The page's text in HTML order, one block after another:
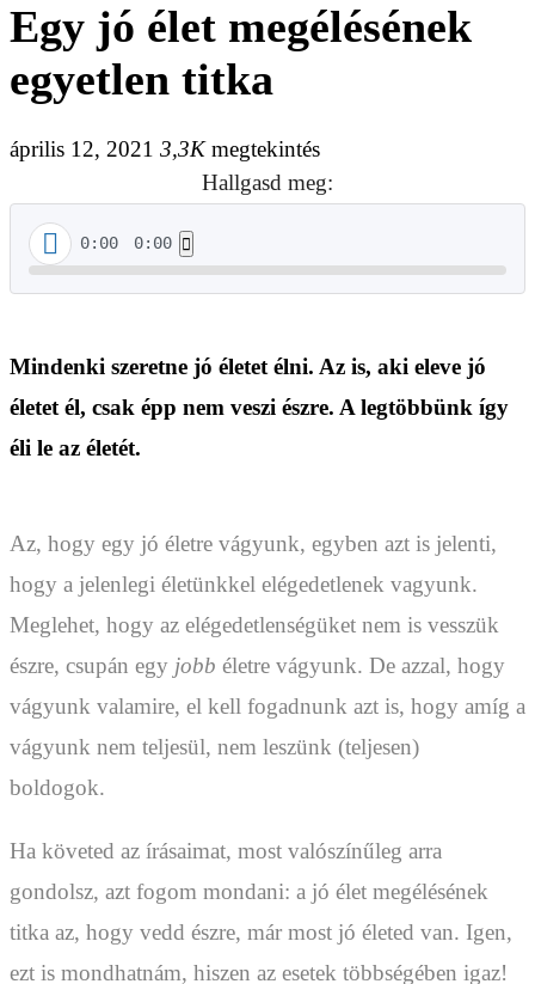
Egy jó élet megélésének
egyetlen titka
április 12, 2021 3,3Kmegtekintés
Hallgasd meg:
0:00 0:00
Mindenki szeretne jó életet élni. Az is, aki eleve jó
életet él, csak épp nem veszi észre. A legtöbbünk így
éli le az életét.
Az, hogy egy jó életre vágyunk, egyben azt is jelenti,
hogy a jelenlegi életünkkel elégedetlenek vagyunk.
Meglehet, hogy az elégedetlenségüket nem is vesszük
észre, csupán egy jobb életre vágyunk. De azzal, hogy
vágyunk valamire, el kell fogadnunk azt is, hogy amíg a
vágyunk nem teljesül, nem leszünk (teljesen)
boldogok.
Ha követed az írásaimat, most valószínűleg arra
gondolsz, azt fogom mondani: a jó élet megélésének
titka az, hogy vedd észre, már most jó életed van. Igen,
ezt is mondhatnám, hiszen az esetek többségében igaz!